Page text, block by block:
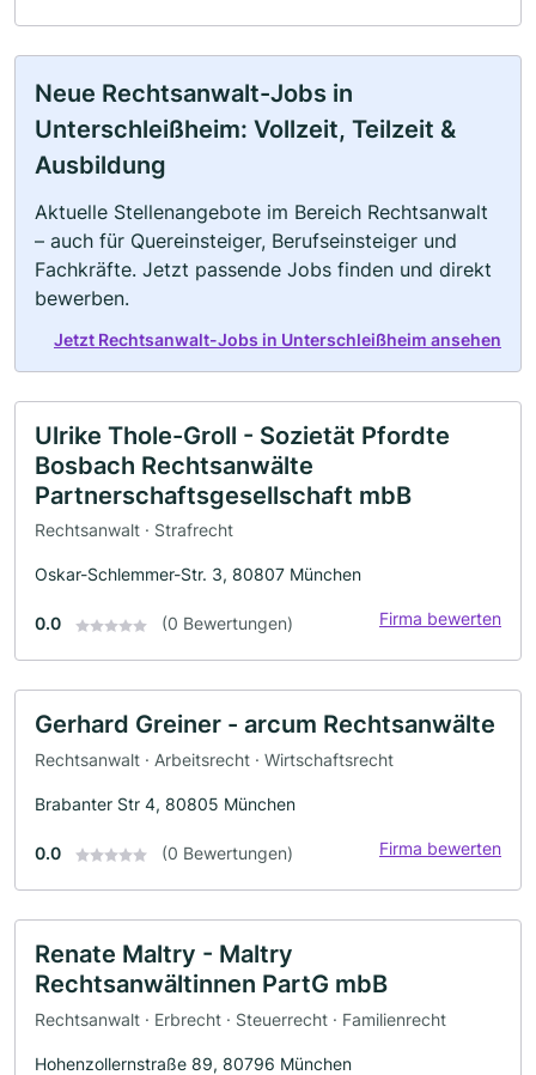
Neue Rechtsanwalt-Jobs in
Unterschleißheim: Vollzeit, Teilzeit &
Ausbildung
Aktuelle Stellenangebote im Bereich Rechtsanwalt
– auch für Quereinsteiger, Berufseinsteiger und
Fachkräfte. Jetzt passende Jobs finden und direkt
bewerben.
Jetzt Rechtsanwalt-Jobs in Unterschleißheim ansehen
Ulrike Thole-Groll - Sozietät Pfordte
Bosbach Rechtsanwälte
Partnerschaftsgesellschaft mbB
Rechtsanwalt · Strafrecht
Oskar-Schlemmer-Str. 3, 80807 München
0.0 (0 Bewertungen) Firma bewerten
Gerhard Greiner - arcum Rechtsanwälte
Rechtsanwalt · Arbeitsrecht · Wirtschaftsrecht
Brabanter Str 4, 80805 München
0.0 (0 Bewertungen) Firma bewerten
Renate Maltry - Maltry
Rechtsanwältinnen PartG mbB
Rechtsanwalt · Erbrecht · Steuerrecht · Familienrecht
Hohenzollernstraße 89, 80796 München